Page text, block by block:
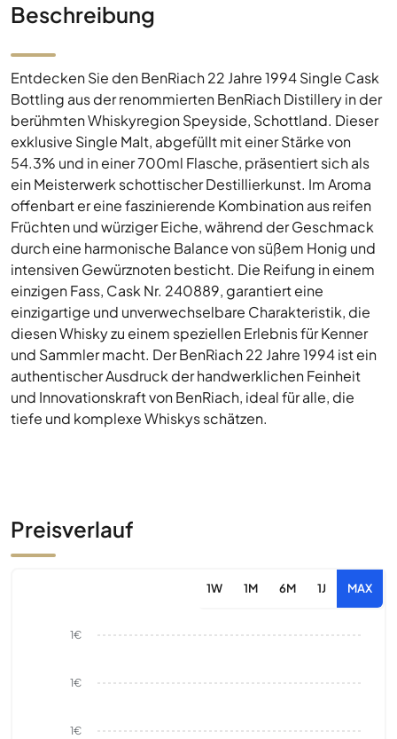
Beschreibung
Entdecken Sie den BenRiach 22 Jahre 1994 Single Cask
Bottling aus der renommierten BenRiach Distillery in der
berühmten Whiskyregion Speyside, Schottland. Dieser
exklusive Single Malt, abgefüllt mit einer Stärke von
54.3% und in einer 700ml Flasche, präsentiert sich als
ein Meisterwerk schottischer Destillierkunst. Im Aroma
offenbart er eine faszinierende Kombination aus reifen
Früchten und würziger Eiche, während der Geschmack
durch eine harmonische Balance von süßem Honig und
intensiven Gewürznoten besticht. Die Reifung in einem
einzigen Fass, Cask Nr. 240889, garantiert eine
einzigartige und unverwechselbare Charakteristik, die
diesen Whisky zu einem speziellen Erlebnis für Kenner
und Sammler macht. Der BenRiach 22 Jahre 1994 ist ein
authentischer Ausdruck der handwerklichen Feinheit
und Innovationskraft von BenRiach, ideal für alle, die
tiefe und komplexe Whiskys schätzen.
Preisverlauf
1W 1M 6M 1J MAX
1€
1€
1€